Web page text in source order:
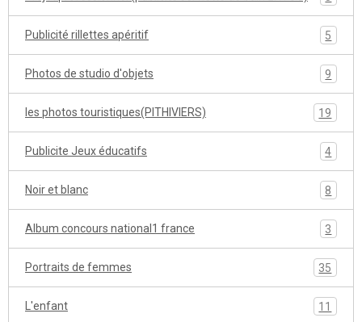
Publicité rillettes apéritif 5
Photos de studio d'objets 9
les photos touristiques(PITHIVIERS) 19
Publicite Jeux éducatifs 4
Noir et blanc 8
Album concours national1 france 3
Portraits de femmes 35
L'enfant 11